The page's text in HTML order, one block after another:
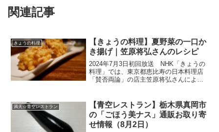
関連記事
きょうの料理
【きょうの料理】夏野菜の一口か
き揚げ｜笠原将弘さんのレシピ
2024年7月3日初回放送 NHK「きょうの
料理」では、東京都恵比寿の日本料理店
「賛否両論」の店主笠原将弘さんにより
手軽にできて元気が出る和食を教わりま
す。ここでは、ワ...
満天☆青空レストラン
【青空レストラン】栃木県真岡市
の「ごほう美ナス」通販お取り寄
せ情報（8月2日）